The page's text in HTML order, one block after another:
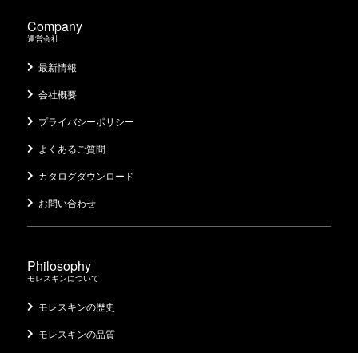
Company
運営会社
最新情報
会社概要
プライバシーポリシー
よくあるご質問
カタログダウンロード
お問い合わせ
Philosophy
モレスキンについて
モレスキンの歴史
モレスキンの品質